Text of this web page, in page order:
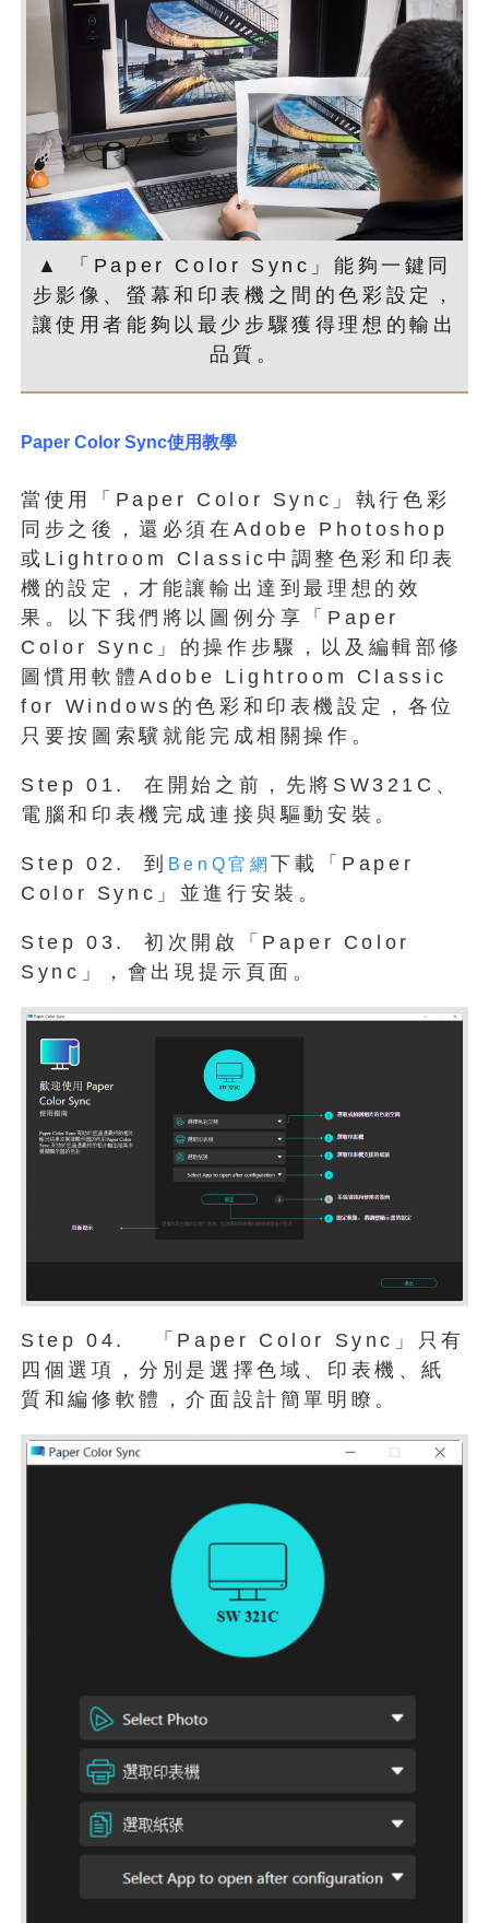
▲ 「Paper Color Sync」能夠一鍵同
步影像、螢幕和印表機之間的色彩設定，
讓使用者能夠以最少步驟獲得理想的輸出
品質。
Paper Color Sync使用教學
當使用「Paper Color Sync」執行色彩
同步之後，還必須在Adobe Photoshop
或Lightroom Classic中調整色彩和印表
機的設定，才能讓輸出達到最理想的效
果。以下我們將以圖例分享「Paper
Color Sync」的操作步驟，以及編輯部修
圖慣用軟體Adobe Lightroom Classic
for Windows的色彩和印表機設定，各位
只要按圖索驥就能完成相關操作。
Step 01. 在開始之前，先將SW321C、
電腦和印表機完成連接與驅動安裝。
Step 02. 到 BenQ官網 下載「Paper
Color Sync」並進行安裝。
Step 03. 初次開啟「Paper Color
Sync」，會出現提示頁面。
Step 04. 「Paper Color Sync」只有
四個選項，分別是選擇色域、印表機、紙
質和編修軟體，介面設計簡單明瞭。